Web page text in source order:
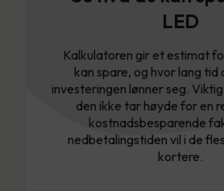
LED
Kalkulatoren gir et estimat
kan spare, og hvor lang
investeringen lønner seg.
den ikke tar høyde for en
kostnadsbesparende
nedbetalingstiden vil i de
kortere.